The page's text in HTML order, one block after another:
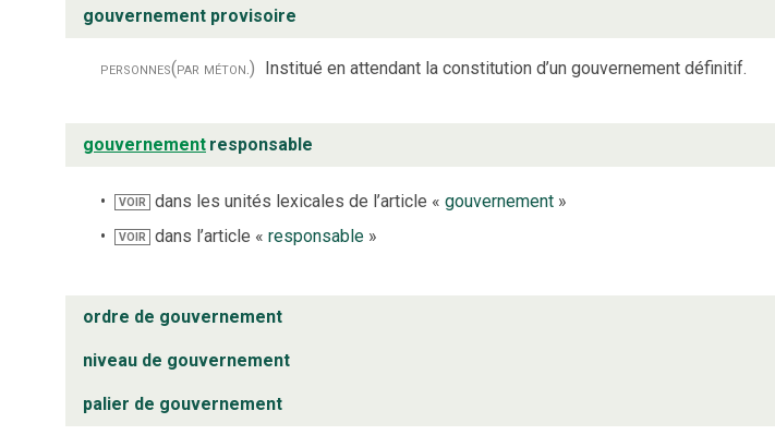
gouvernement provisoire
personnes(par méton.) Institué en attendant la constitution d’un gouvernement définitif.
gouvernement responsable
VOIR dans les unités lexicales de l’article «gouvernement »
VOIR dans l’article «responsable »
ordre de gouvernement
niveau de gouvernement
palier de gouvernement